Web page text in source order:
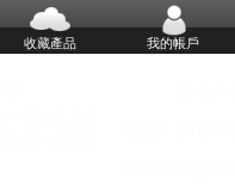
收藏產品 我的帳戶